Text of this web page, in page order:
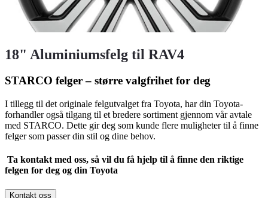
18" Aluminiumsfelg til RAV4
STARCO felger – større valgfrihet for deg
I tillegg til det originale felgutvalget fra Toyota, har din Toyota-
forhandler også tilgang til et bredere sortiment gjennom vår avtale
med STARCO. Dette gir deg som kunde flere muligheter til å finne
felger som passer din stil og dine behov.
Ta kontakt med oss, så vil du få hjelp til å finne den riktige
felgen for deg og din Toyota
Kontakt oss